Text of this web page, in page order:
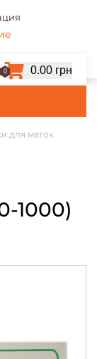
0 0.00 грн
для маток
1000)